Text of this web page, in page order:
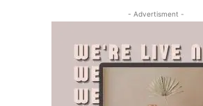
- Advertisment -